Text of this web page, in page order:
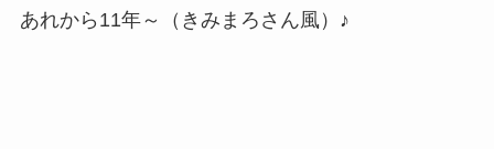
あれから11年～（きみまろさん風）♪